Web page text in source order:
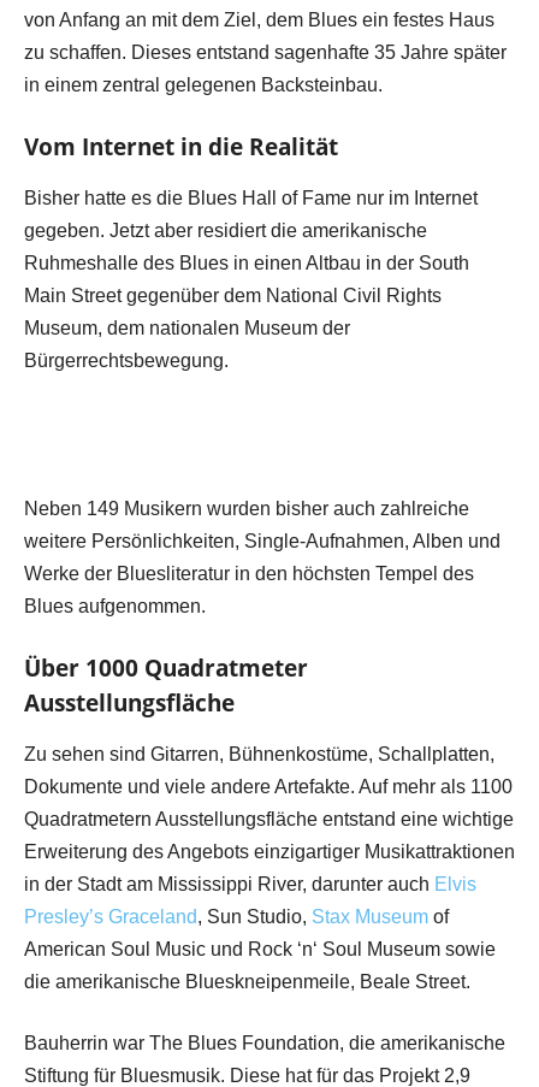
von Anfang an mit dem Ziel, dem Blues ein festes Haus
zu schaffen. Dieses entstand sagenhafte 35 Jahre später
in einem zentral gelegenen Backsteinbau.
Vom Internet in die Realität
Bisher hatte es die Blues Hall of Fame nur im Internet
gegeben. Jetzt aber residiert die amerikanische
Ruhmeshalle des Blues in einen Altbau in der South
Main Street gegenüber dem National Civil Rights
Museum, dem nationalen Museum der
Bürgerrechtsbewegung.
Neben 149 Musikern wurden bisher auch zahlreiche
weitere Persönlichkeiten, Single-Aufnahmen, Alben und
Werke der Bluesliteratur in den höchsten Tempel des
Blues aufgenommen.
Über 1000 Quadratmeter
Ausstellungsfläche
Zu sehen sind Gitarren, Bühnenkostüme, Schallplatten,
Dokumente und viele andere Artefakte. Auf mehr als 1100
Quadratmetern Ausstellungsfläche entstand eine wichtige
Erweiterung des Angebots einzigartiger Musikattraktionen
in der Stadt am Mississippi River, darunter auch Elvis
Presley’s Graceland, Sun Studio, Stax Museum of
American Soul Music und Rock ‘n‘ Soul Museum sowie
die amerikanische Blueskneipenmeile, Beale Street.
Bauherrin war The Blues Foundation, die amerikanische
Stiftung für Bluesmusik. Diese hat für das Projekt 2,9